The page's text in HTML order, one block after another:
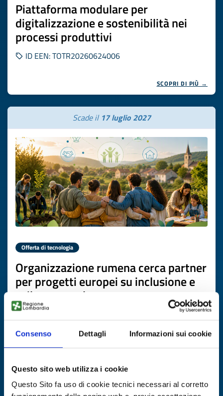
Consenso Dettagli Informazioni sui cookie
Questo sito web utilizza i cookie
Questo Sito fa uso di cookie tecnici necessari al corretto
Piattaforma modulare per
digitalizzazione e sostenibilità nei
processi produttivi
ID EEN: TOTR20260624006
SCOPRI DI PIÙ →
Scade il 17 luglio 2027
Offerta di tecnologia
Organizzazione rumena cerca partner
per progetti europei su inclusione e
sviluppo rurale
ID EEN: TORO20260706008